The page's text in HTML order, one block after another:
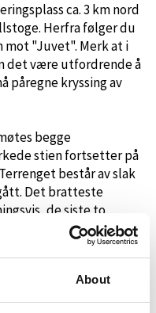
About
ca. 3 km nord
Herfra følger du
"Juvet". Merk at i
det være utfordrende å
påregne kryssing av
begge
stien fortsetter på
består av slak
Det bratteste
de siste to
Berdalsbu, eventuelt